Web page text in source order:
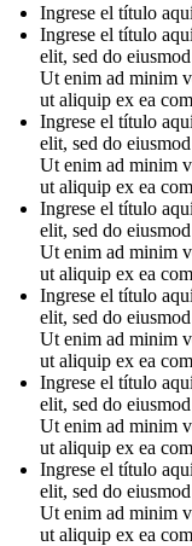
Ingrese el título
Ingrese el título
elit, sed do
Ut enim ad minim
ut aliquip ex ea
Ingrese el título
elit, sed do
Ut enim ad minim
ut aliquip ex ea
Ingrese el título
elit, sed do
Ut enim ad minim
ut aliquip ex ea
Ingrese el título
elit, sed do
Ut enim ad minim
ut aliquip ex ea
Ingrese el título
elit, sed do
Ut enim ad minim
ut aliquip ex ea
Ingrese el título
elit, sed do
Ut enim ad minim
ut aliquip ex ea